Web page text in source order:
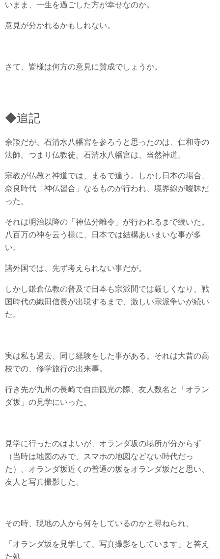
いまま、一生を過ごした方が幸せなのか。
意見が分かれるかもしれない。
さて、皆様は何方の意見に賛成でしょうか。
◆追記
余談だが、石清水八幡宮を参ろうと思ったのは、仁和寺の
法師。つまり仏教徒。石清水八幡宮は、当然神道。
宗教が仏教と神道では、まるで違う。しかし日本の場合、
奈良時代「神仏習合」なるものが行われ、境界線が曖昧だ
った。
それは明治以降の「神仏分離令」が行われるまで続いた。
八百万の神を云う様に、日本では結構あいまいな事が多
い。
諸外国では、先ず考えられない事だが。
しかし鎌倉仏教の普及で日本も宗派間では厳しくなり、戦
国時代の織田信長が出現するまで、激しい宗派争いが続い
た。
実は私も過去、同じ経験をした事がある。それは大昔の高
校での、修学旅行の出来事。
行き先が九州の長崎で自由観光の際、友人数名と「オラン
ダ坂」の見学にいった。
見学に行ったのはよいが、オランダ坂の場所が分からず
（当時は地図のみで、スマホの地図などない時代だっ
た）、オランダ坂近くの普通の坂をオランダ坂だと思い、
友人と写真撮影した。
その時、現地の人から何をしているのかと尋ねられ、
「オランダ坂を見学して、写真撮影をしています」と答え
た処、